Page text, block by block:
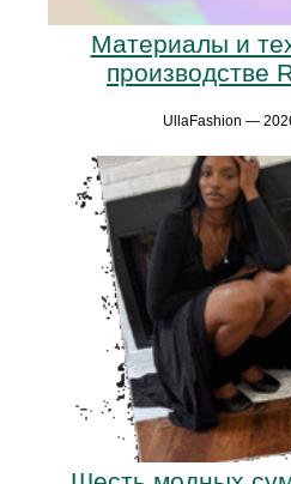
Материалы и
производстве
UllaFashion —